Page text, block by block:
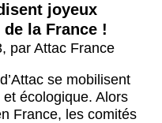
joyeux
la France !
, par Attac France
se mobilisent
écologique. Alors
France, les comités